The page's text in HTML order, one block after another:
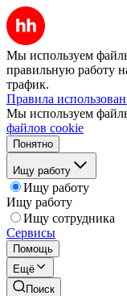
Мы используем
правильную работу
трафик.
Правила
Мы используем
файлов cookie
Понятно
Ищу работу
Ищу работу
Ищу работу
Ищу сотрудника
Сервисы
Помощь
Ещё
Поиск